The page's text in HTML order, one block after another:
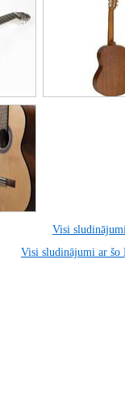
Visi
Visi sludinājumi ar šo